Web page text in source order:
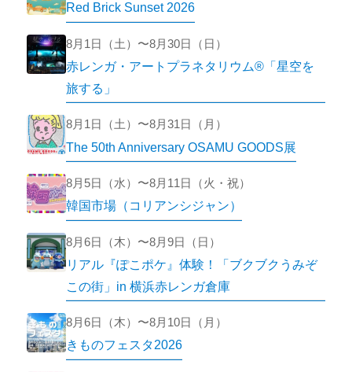
Red Brick Sunset 2026
8月1日（土）〜8月30日（日）
赤レンガ・アートプラネタリウム®「星空を
旅する」
8月1日（土）〜8月31日（月）
The 50th Anniversary OSAMU GOODS展
8月5日（水）〜8月11日（火・祝）
韓国市場（コリアンシジャン）
8月6日（木）〜8月9日（日）
リアル『ぽこポケ』体験！「ブクブクうみぞ
この街」in 横浜赤レンガ倉庫
8月6日（木）〜8月10日（月）
きものフェスタ2026